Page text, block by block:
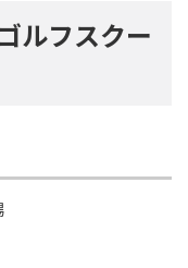
ルフスクー